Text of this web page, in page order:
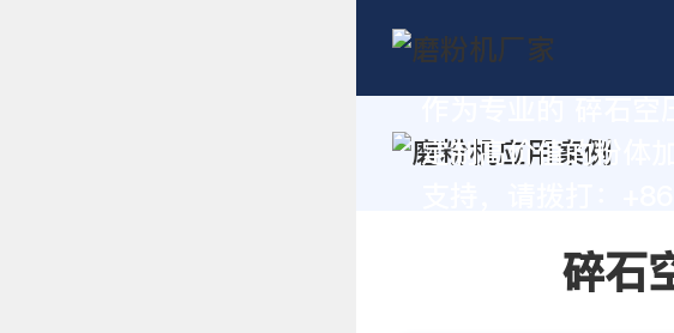
定制高价值的粉体
碎石